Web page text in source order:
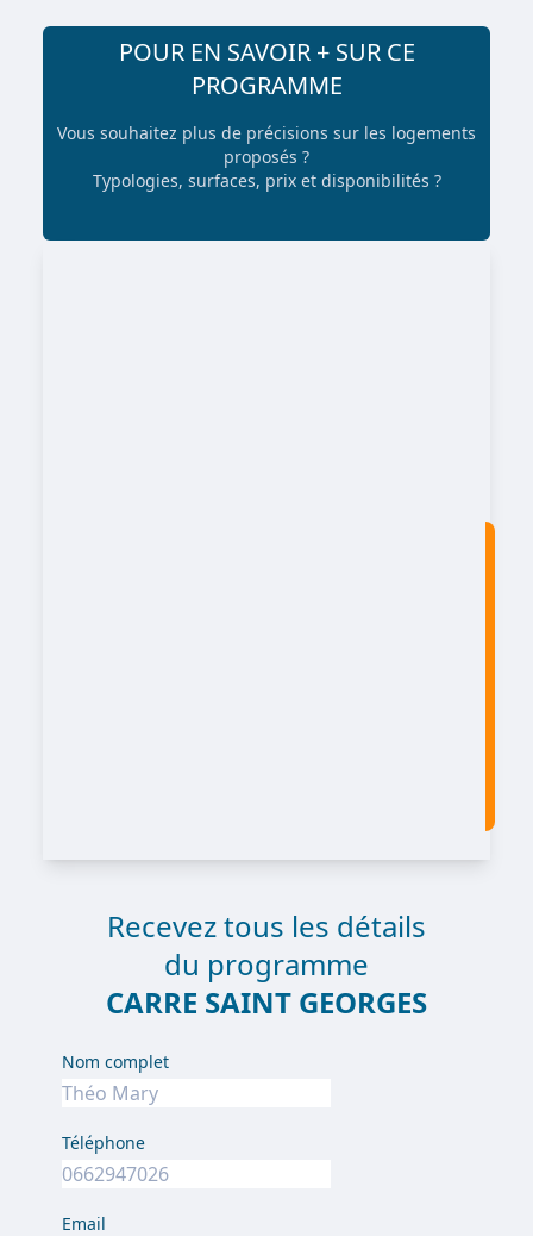
POUR EN SAVOIR + SUR CE
PROGRAMME
Vous souhaitez plus de précisions sur les logements
proposés ?
Typologies, surfaces, prix et disponibilités ?
Recevez tous les détails
du programme
CARRE SAINT GEORGES
Nom complet
Téléphone
Email